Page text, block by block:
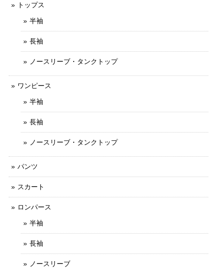
トップス
半袖
長袖
ノースリーブ・タンクトップ
ワンピース
半袖
長袖
ノースリーブ・タンクトップ
パンツ
スカート
ロンパース
半袖
長袖
ノースリーブ